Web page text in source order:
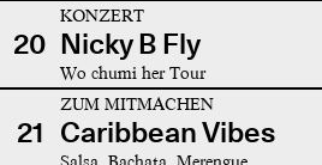
20
KONZERT
Nicky B Fly
Wo chumi her Tour
21
ZUM MITMACHEN
Caribbean Vibes